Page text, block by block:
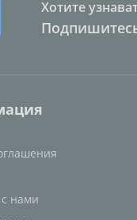
Хотите
с нами